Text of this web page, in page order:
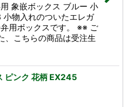
象嵌ボックス ブルー 小
物入れのついたエレガ
用ボックスです。 ※※ ご
、こちらの商品は受注生
ピンク 花柄 EX245